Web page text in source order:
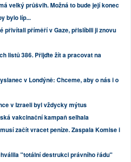
velký průšvih. Možná to bude její konec
bylo líp...
přivítali příměří v Gaze, přislíbili ji znovu
listů 386. Přijďte žít a pracovat na
v Londýně: Chceme, aby o nás i o
v Izraeli byl vždycky mýtus
vakcinační kampaň selhala
začít vracet peníze. Zaspala Komise i
"totální destrukci právního řádu"